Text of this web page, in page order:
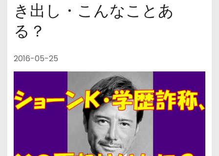
き出し・こんなことあ
る？
2016-05-25